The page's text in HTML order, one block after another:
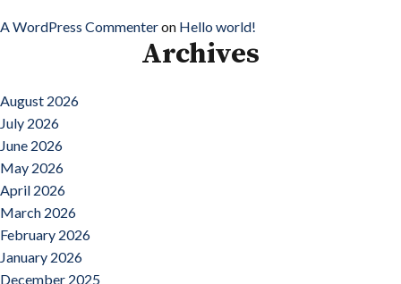
A WordPress Commenteron Hello world!
Archives
August 2026
July 2026
June 2026
May 2026
April 2026
March 2026
February 2026
January 2026
December 2025